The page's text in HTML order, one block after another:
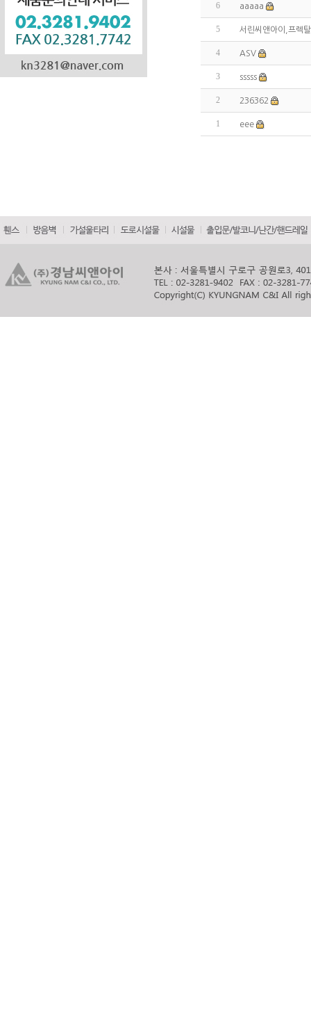
6 aaaaa
5 서린씨앤아이,프렉
4 ASV
3 sssss
2 236362
1 eee